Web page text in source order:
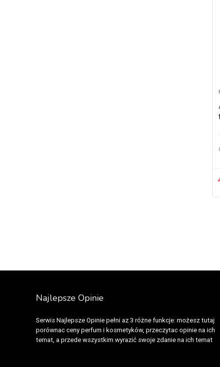
Najlepsze Opinie
Serwis Najlepsze Opinie pełni az 3 różne funkcje: możesz tutaj
porównac ceny perfum i kosmetyków, przeczytac opinie na ich
temat, a przede wszystkim wyrazić swoje zdanie na ich temat